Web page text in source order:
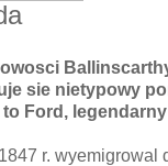
sie nietypowy
Ford,
r. wyemigrowal